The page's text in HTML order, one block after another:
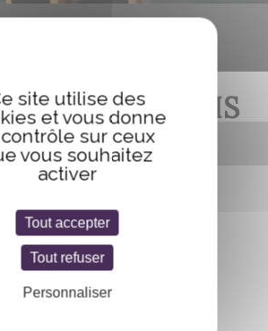
PARIS
Entrée libre
site utilise des
et vous donne
sur ceux
vous souhaitez
activer
Tout accepter
Tout refuser
Personnaliser